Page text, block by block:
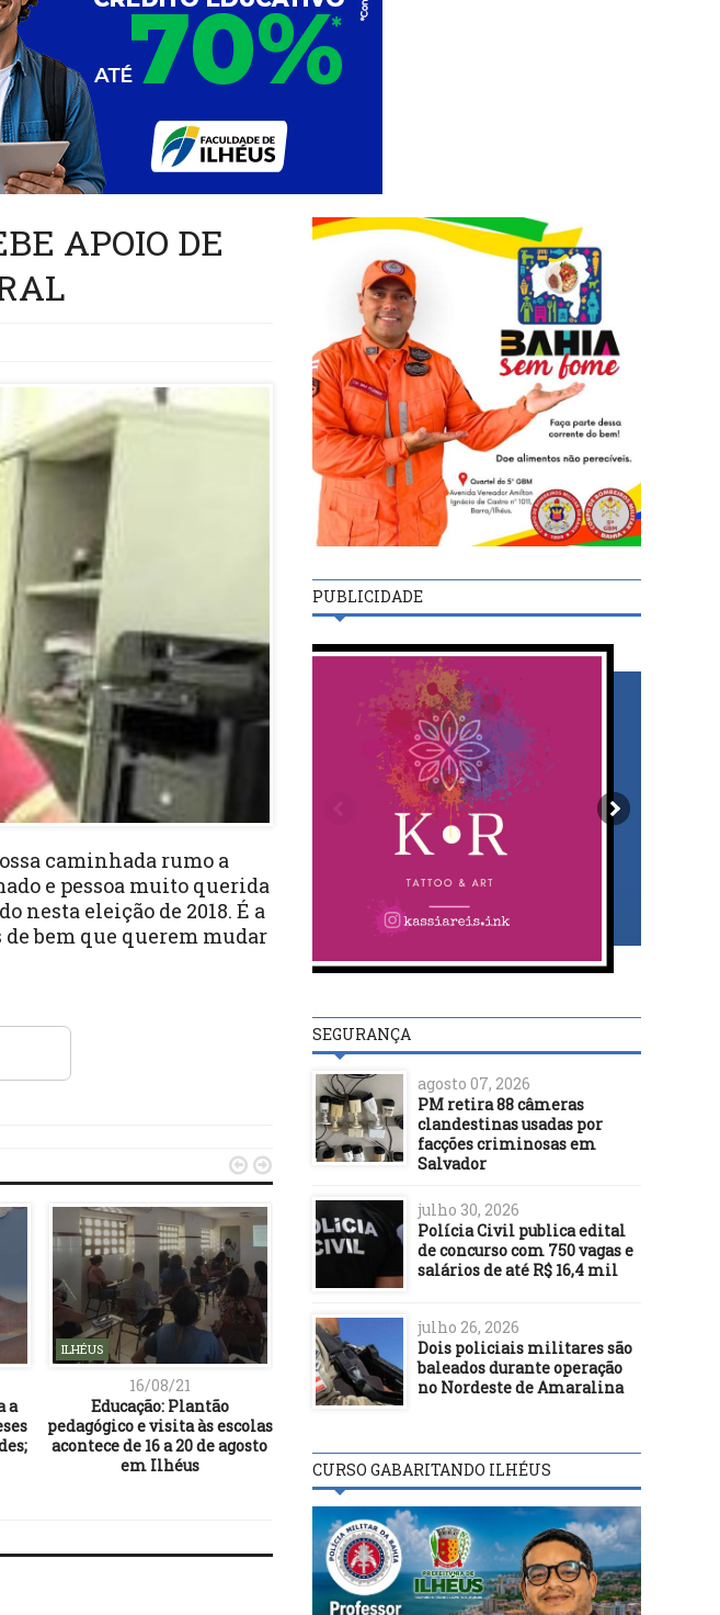
APOIO DE
caminhada rumo a
e pessoa muito querida
nesta eleição de 2018. É a
bem que querem mudar
a
ILHÉUS
16/08/21
Educação: Plantão
pedagógico e visita às escolas
acontece de 16 a 20 de agosto
em Ilhéus
ILHÉUS
20/02/19
Obras classificam Ilhéus
ILHÉUS
11/07/20
 
PUBLICIDADE
SEGURANÇA
agosto 07, 2026
PM retira 88 câmeras
clandestinas usadas por
facções criminosas em
Salvador
julho 30, 2026
Polícia Civil publica edital
de concurso com 750 vagas e
salários de até R$ 16,4 mil
julho 26, 2026
Dois policiais militares são
baleados durante operação
no Nordeste de Amaralina
CURSO GABARITANDO ILHÉUS